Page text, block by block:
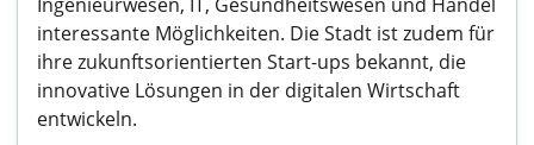
interessante Möglichkeiten. Die Stadt ist zudem für
ihre zukunftsorientierten Start-ups bekannt, die
innovative Lösungen in der digitalen Wirtschaft
entwickeln.